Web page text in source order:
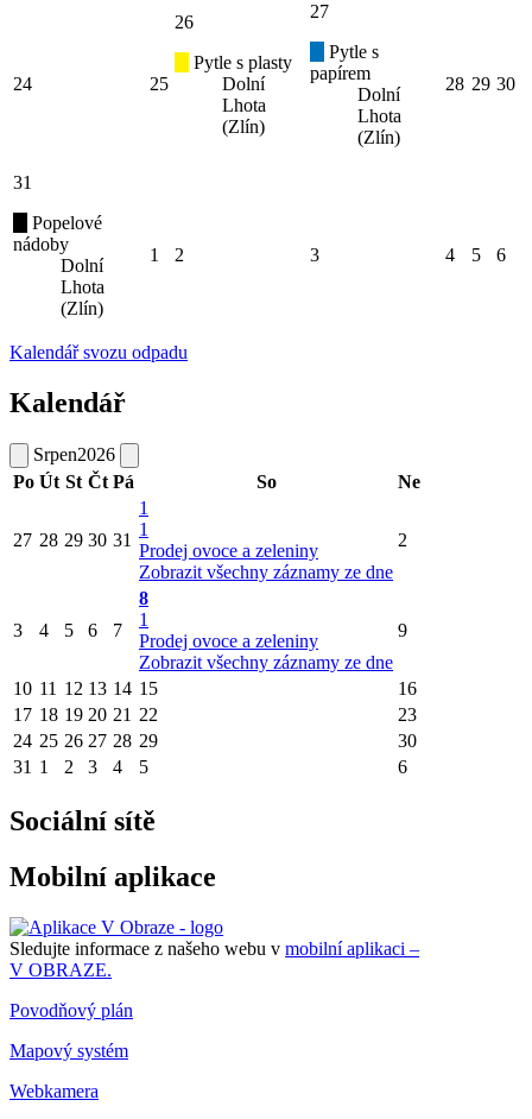
24 25
26
Pytle s plasty
Dolní
Lhota
(Zlín)
27
Pytle s
papírem
Dolní
Lhota
(Zlín)
28 29 30
31
Popelové
nádoby
Dolní
Lhota
(Zlín)
1 2 3 4 5 6
Kalendář svozu odpadu
Kalendář
Srpen2026
Po Út St Čt Pá So Ne
27 28 29 30 31
1
1
Prodej ovoce a zeleniny
Zobrazit všechny záznamy ze dne
2
3 4 5 6 7
8
1
Prodej ovoce a zeleniny
Zobrazit všechny záznamy ze dne
9
10 11 12 13 14 15
16
17 18 19 20 21 22
23
24 25 26 27 28 29
30
31 1 2 3 4 5 6
Sociální sítě
Mobilní aplikace
Sledujte informace z našeho webu v mobilní aplikaci –
V OBRAZE.
Povodňový plán
Mapový systém
Webkamera